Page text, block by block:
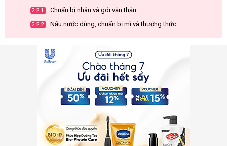
2.2.1. Chuẩn bị nhân và gói vằn thắn
2.2.2. Nấu nước dùng, chuẩn bị mì và thưởng thức